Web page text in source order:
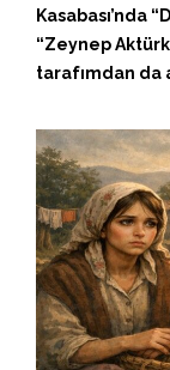
Kasabası’nda
“Zeynep
tarafımdan da